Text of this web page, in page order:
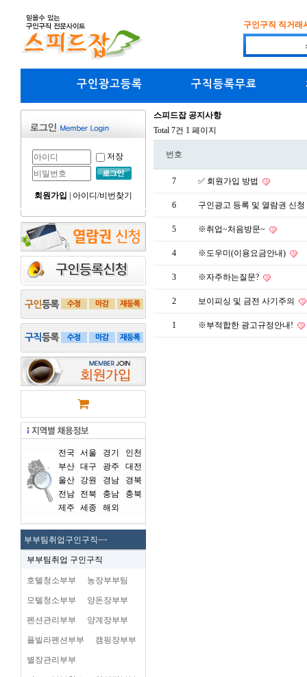
구인구직 직거래
구인광고등록 구직등록무료
저장
회원가입 아이디/비번찾기
전국 서울 경기
인천
부산 대구 광주
대전
울산
강원 경남
경북
전남
전북 충남
충북
제주
세종 해외
부부팀취업구인구직~~
부부팀취업 구인구직
호텔청소부부 농장부부팀
모텔청소부부 양돈장부부
펜션관리부부 양계장부부
플빌라펜션부부 캠핑장부부
별장관리부부
스피드잡 공지사항
Total 7건 1 페이지
번호
7 ✅ 회원가입 방법
6 구인광고 등록 및 열람권 신청
5 ※취업~처음방문~
4 ※도우미(이용요금안내)
3 ※자주하는질문?
2 보이피싱 및 금전 사기주의
1 ※부적합한 광고규정안내!